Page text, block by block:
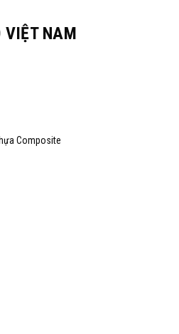
VIỆT NAM
Composite